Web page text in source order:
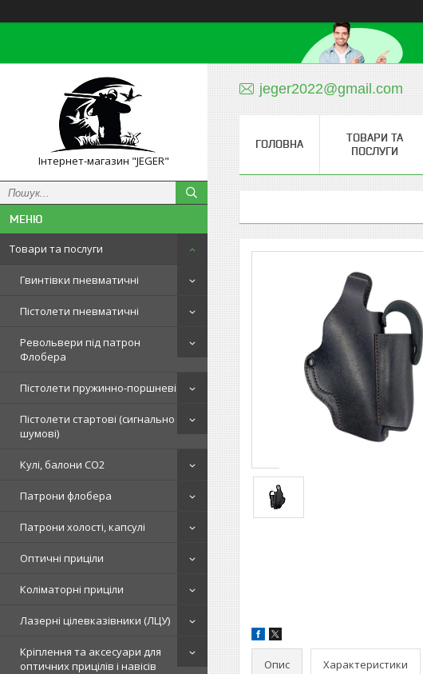
Інтернет-магазин "JEGER"
Товари та послуги
Гвинтівки пневматичні
Пістолети пневматичні
Револьвери під патрон
Флобера
Пістолети пружинно-поршневі
Пістолети стартові (сигнально
шумові)
Кулі, балони СО2
Патрони флобера
Патрони холості, капсулі
Оптичні приціли
Коліматорні приціли
Лазерні цілевказівники (ЛЦУ)
Кріплення та аксесуари для
оптичних прицілів і навісів
jeger2022@gmail.com
ГОЛОВНА
ТОВАРИ ТА
ПОСЛУГИ
Опис Характеристики